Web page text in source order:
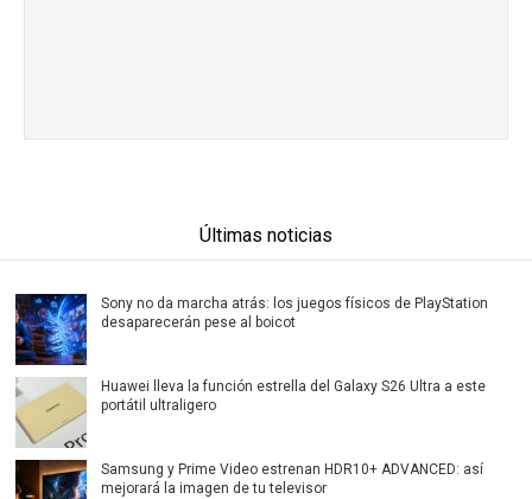
Últimas noticias
Sony no da marcha atrás: los juegos físicos de PlayStation
desaparecerán pese al boicot
Huawei lleva la función estrella del Galaxy S26 Ultra a este
portátil ultraligero
Samsung y Prime Video estrenan HDR10+ ADVANCED: así
mejorará la imagen de tu televisor